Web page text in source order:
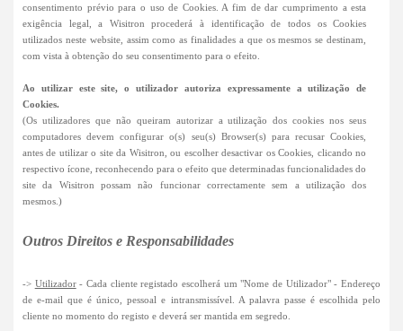
consentimento prévio para o uso de Cookies. A fim de dar cumprimento a esta
exigência legal, a Wisitron procederá à identificação de todos os Cookies
utilizados neste website, assim como as finalidades a que os mesmos se destinam,
com vista à obtenção do seu consentimento para o efeito.
Ao utilizar este site, o utilizador autoriza expressamente a utilização de
Cookies.
(Os utilizadores que não queiram autorizar a utilização dos cookies nos seus
computadores devem configurar o(s) seu(s) Browser(s) para recusar Cookies,
antes de utilizar o site da Wisitron, ou escolher desactivar os Cookies, clicando no
respectivo ícone, reconhecendo para o efeito que determinadas funcionalidades do
site da Wisitron possam não funcionar correctamente sem a utilização dos
mesmos.)
Outros Direitos e Responsabilidades
-> Utilizador- Cada cliente registado escolherá um "Nome de Utilizador" - Endereço
de e-mail que é único, pessoal e intransmissível. A palavra passe é escolhida pelo
cliente no momento do registo e deverá ser mantida em segredo.